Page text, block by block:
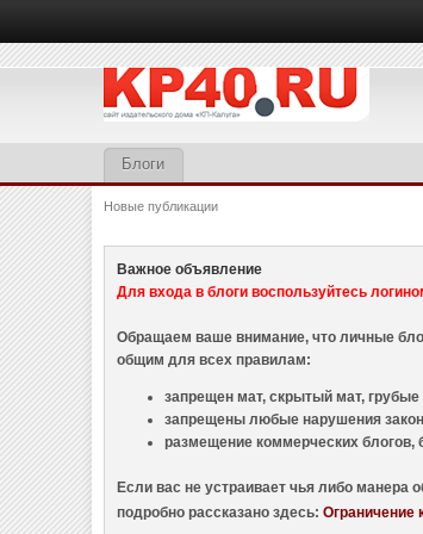
Блоги
Новые публикации
Важное объявление
Для входа в блоги воспользуйтесь
Обращаем ваше внимание, что личные
общим для всех правилам:
запрещен мат, скрытый мат, грубые
запрещены любые нарушения
размещение коммерческих блогов,
Если вас не устраивает чья либо манера
подробно рассказано здесь:Ограничение